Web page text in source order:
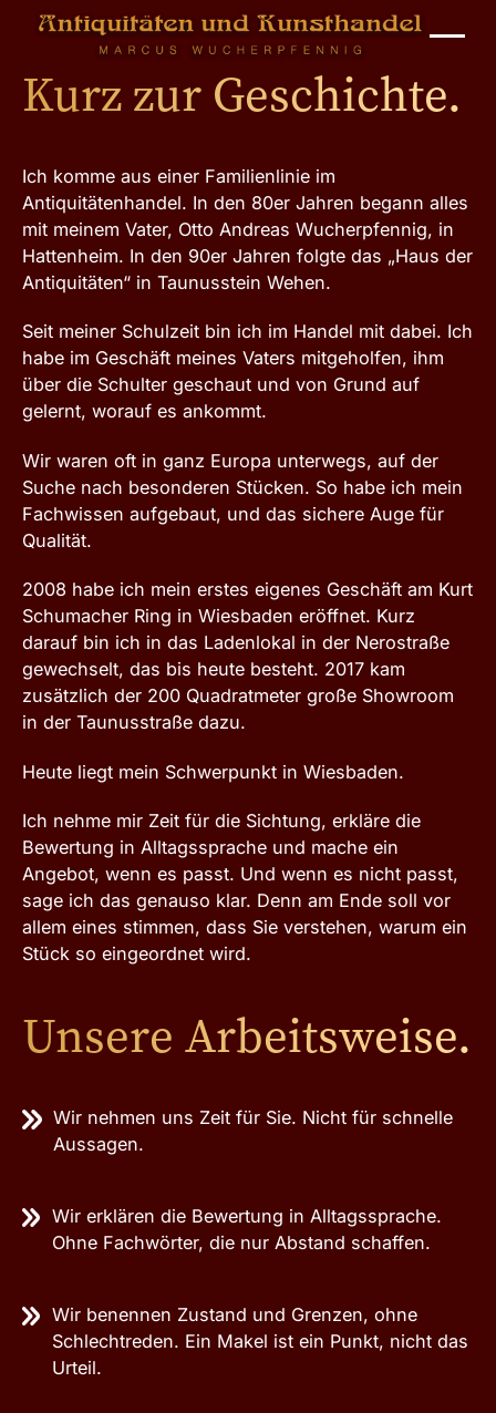
Kurz zur Geschichte.
Ich komme aus einer Familienlinie im
Antiquitätenhandel. In den 80er Jahren begann alles
mit meinem Vater, Otto Andreas Wucherpfennig, in
Hattenheim. In den 90er Jahren folgte das „Haus der
Antiquitäten“ in Taunusstein Wehen.
Seit meiner Schulzeit bin ich im Handel mit dabei. Ich
habe im Geschäft meines Vaters mitgeholfen, ihm
über die Schulter geschaut und von Grund auf
gelernt, worauf es ankommt.
Wir waren oft in ganz Europa unterwegs, auf der
Suche nach besonderen Stücken. So habe ich mein
Fachwissen aufgebaut, und das sichere Auge für
Qualität.
2008 habe ich mein erstes eigenes Geschäft am Kurt
Schumacher Ring in Wiesbaden eröffnet. Kurz
darauf bin ich in das Ladenlokal in der Nerostraße
gewechselt, das bis heute besteht. 2017 kam
zusätzlich der 200 Quadratmeter große Showroom
in der Taunusstraße dazu.
Heute liegt mein Schwerpunkt in Wiesbaden.
Ich nehme mir Zeit für die Sichtung, erkläre die
Bewertung in Alltagssprache und mache ein
Angebot, wenn es passt. Und wenn es nicht passt,
sage ich das genauso klar. Denn am Ende soll vor
allem eines stimmen, dass Sie verstehen, warum ein
Stück so eingeordnet wird.
Unsere Arbeitsweise.
Wir nehmen uns Zeit für Sie. Nicht für schnelle
Aussagen.
Wir erklären die Bewertung in Alltagssprache.
Ohne Fachwörter, die nur Abstand schaffen.
Wir benennen Zustand und Grenzen, ohne
Schlechtreden. Ein Makel ist ein Punkt, nicht das
Urteil.